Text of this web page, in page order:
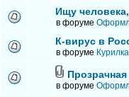
Ищу
в форуме
К-вирус в
в форуме Курилка
Прозрачная
в форуме